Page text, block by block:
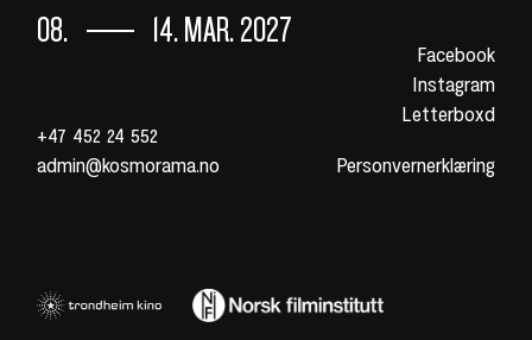
08. 14. MAR. 2027
+47 452 24 552
admin@kosmorama.no
Facebook
Instagram
Letterboxd
Personvernerklæring